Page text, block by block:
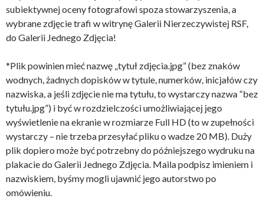
subiektywnej oceny fotografowi spoza stowarzyszenia, a
wybrane zdjęcie trafi w witrynę Galerii Nierzeczywistej RSF,
do Galerii Jednego Zdjęcia!
*Plik powinien mieć nazwę „tytuł zdjęcia.jpg” (bez znaków
wodnych, żadnych dopisków w tytule, numerków, inicjałów czy
nazwiska, a jeśli zdjęcie nie ma tytułu, to wystarczy nazwa “bez
tytułu.jpg”) i być w rozdzielczości umożliwiającej jego
wyświetlenie na ekranie w rozmiarze Full HD (to w zupełności
wystarczy – nie trzeba przesyłać pliku o wadze 20 MB). Duży
plik dopiero może być potrzebny do późniejszego wydruku na
plakacie do Galerii Jednego Zdjęcia. Maila podpisz imieniem i
nazwiskiem, byśmy mogli ujawnić jego autorstwo po
omówieniu.